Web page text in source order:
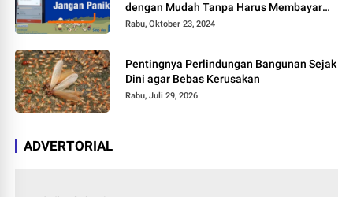
dengan Mudah Tanpa Harus Membayar
Jasa
Rabu, Oktober 23, 2024
Pentingnya Perlindungan Bangunan Sejak
Dini agar Bebas Kerusakan
Rabu, Juli 29, 2026
ADVERTORIAL